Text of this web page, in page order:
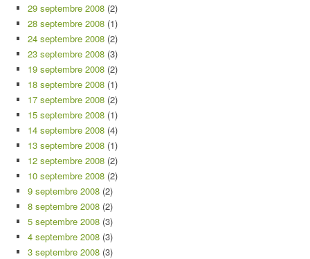
29 septembre 2008 (2)
28 septembre 2008 (1)
24 septembre 2008 (2)
23 septembre 2008 (3)
19 septembre 2008 (2)
18 septembre 2008 (1)
17 septembre 2008 (2)
15 septembre 2008 (1)
14 septembre 2008 (4)
13 septembre 2008 (1)
12 septembre 2008 (2)
10 septembre 2008 (2)
9 septembre 2008 (2)
8 septembre 2008 (2)
5 septembre 2008 (3)
4 septembre 2008 (3)
3 septembre 2008 (3)